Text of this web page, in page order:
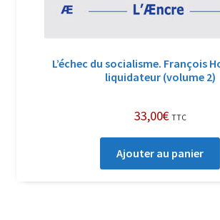
L’échec du socialisme. François
liquidateur (volume 2)
33,00€ TTC
Ajouter au panier